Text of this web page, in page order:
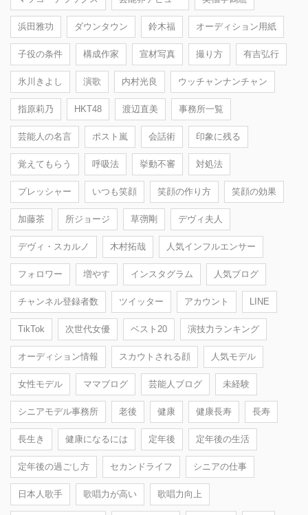
浜田雅功 ダウンタウン 鈴木福 オーディション用紙
子役の条件 構成作家 宣材写真 撮り方 有吉弘行
氷川きよし 演歌 内村光良 ウッチャンナンチャン
指原莉乃 HKT48 渡辺直美 事務所一覧
芸能人の名言 ポスト嵐 会話術 印象に残る
覚えてもらう 呼吸法 挙動不審 対処法
プレッシャー いつも笑顔 笑顔の作り方 笑顔の効果
加藤茶 所ジョージ 草彅剛 デヴィ夫人
デヴィ・スカルノ 木村拓哉 人気インフルエンサー
フォロワー 増やす インスタグラム 人気ブログ
チャンネル登録者数 ツイッター アカウント LINE
TikTok 次世代女優 ベスト20 演技力ランキング
オーディション情報 スカウトされる顔 人気モデル
女性モデル ママブログ 芸能人ブログ 未経験
シニアモデル事務所 老後 健康 健康長寿 長寿
長生き 健康になるには 定年後 定年後の生活
定年後の過ごし方 セカンドライフ シニアの仕事
日本人歌手 歌唱力が高い 歌唱力向上